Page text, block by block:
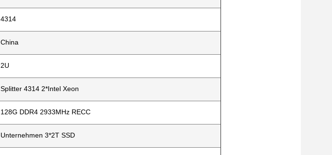
4314
China
2U
Splitter 4314 2*Intel Xeon
128G DDR4 2933MHz RECC
Unternehmen 3*2T SSD